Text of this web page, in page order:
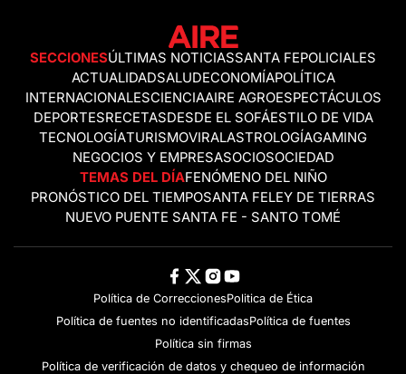
SECCIONESÚLTIMAS NOTICIASSANTA FEPOLICIALES
ACTUALIDADSALUDECONOMÍAPOLÍTICA
INTERNACIONALESCIENCIAAIRE AGROESPECTÁCULOS
DEPORTESRECETASDESDE EL SOFÁESTILO DE VIDA
TECNOLOGÍATURISMOVIRALASTROLOGÍAGAMING
NEGOCIOS Y EMPRESASOCIOSOCIEDAD
TEMAS DEL DÍAFENÓMENO DEL NIÑO
PRONÓSTICO DEL TIEMPOSANTA FELEY DE TIERRAS
NUEVO PUENTE SANTA FE - SANTO TOMÉ
Política de CorreccionesPolitica de Ética
Política de fuentes no identificadasPolítica de fuentes
Política sin firmas
Política de verificación de datos y chequeo de información